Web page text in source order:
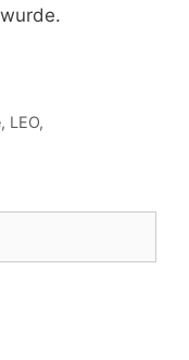
, LEO,